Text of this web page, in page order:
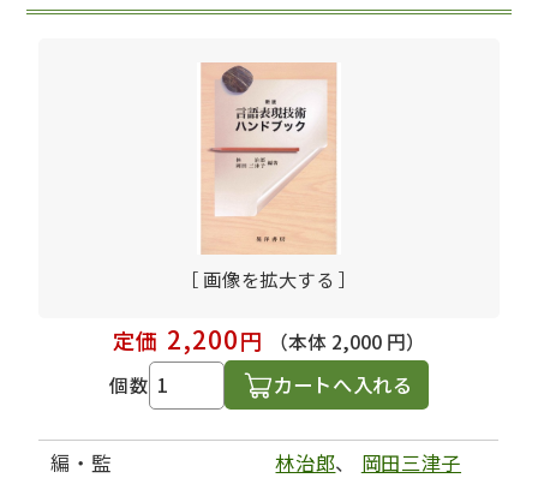
［ 画像を拡大する ］
定価 2,200円
（本体 2,000 円）
個数
カートへ入れる
編・監 林治郎、 岡田三津子